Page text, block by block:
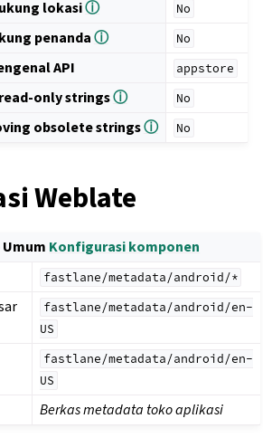
lokasiⓘ No
penandaⓘ No
API appstore
only stringsⓘ No
obsolete stringsⓘ No
Weblate
Konfigurasi komponen
fastlane/metadata/android/*
fastlane/metadata/android/en-
US
fastlane/metadata/android/en-
US
Berkas metadata toko aplikasi